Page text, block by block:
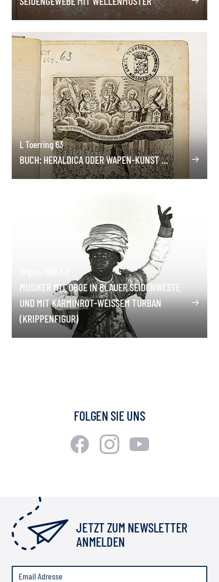
L Toerring 63
BUCH: HERALDICA ODER WAPEN-KUNST …
MUSIKER MIT OBOE IN BLAUER SEIDENWESTE
UND MIT KARMINROT-WEISSEM TURBAN (
KRIPPENFIGUR)
FOLGEN SIE UNS
JETZT ZUM NEWSLETTER
ANMELDEN